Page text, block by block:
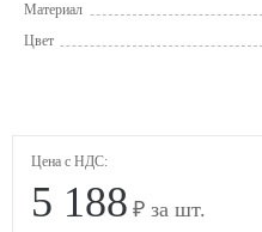
Материал
Цвет
Цена с НДС:
5 188 ₽ за шт.